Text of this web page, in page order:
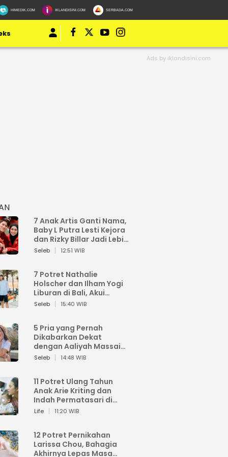
HIMEDIK.COM IKLANDISINI.COM SERBADA.COM
7 Anak Artis Ganti Nama,
Baby L Putra Lesti Kejora
dan Rizky Billar Jadi Lebih
Bagus
Seleb 12:51 WIB
7 Potret Nathalie
Holscher dan Ilham Yogi
Liburan di Bali, Akui
Nyaman dan Kian Mesra
Seleb 15:40 WIB
5 Pria yang Pernah
Dikabarkan Dekat
dengan Aaliyah Massaid,
Terkini Thariq Halilintar
Seleb 14:48 WIB
11 Potret Ulang Tahun
Anak Arie Kriting dan
Indah Permatasari di
Rumah Baru
Life 11:20 WIB
12 Potret Pernikahan
Larissa Chou, Bahagia
Akhirnya Lepas Masa